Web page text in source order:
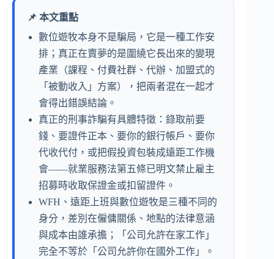
📌 本文重點
數位遊牧本身不是騙局，它是一種工作安
排；真正在賣夢的是圍繞它長出來的變現
產業（課程、付費社群、代辦、加盟式的
「被動收入」方案），把兩者混在一起才
會得出錯誤結論。
真正的刑事詐騙有具體特徵：錄取前要
錢、要證件正本、要你的銀行帳戶、要你
代收代付，或把假投資包裝成遠距工作機
會——就業服務法第五條已明文禁止雇主
招募時收取保證金或扣留證件。
WFH、遠距上班與數位遊牧是三種不同的
身分，差別在僱傭關係、地點的法律意涵
與成本由誰承擔；「公司允許在家工作」
完全不等於「公司允許你在國外工作」。